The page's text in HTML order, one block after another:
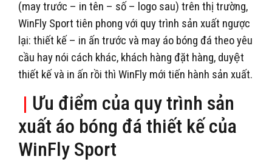
(may trước – in tên – số – logo sau) trên thị trường,
WinFly Sport tiên phong với quy trình sản xuất ngược
lại: thiết kế – in ấn trước và may áo bóng đá theo yêu
cầu hay nói cách khác, khách hàng đặt hàng, duyệt
thiết kế và in ấn rồi thì WinFly mới tiến hành sản xuất.
| Ưu điểm của quy trình sản
xuất áo bóng đá thiết kế của
WinFly Sport